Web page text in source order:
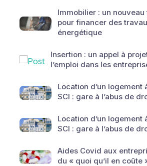
Immobilier : un
pour financer des
énergétique
Insertion : un appel à
l’emploi dans les
Location d’un logement
SCI : gare à l’abus de
Location d’un logement
SCI : gare à l’abus de
Aides Covid aux
du « quoi qu’il en coûte